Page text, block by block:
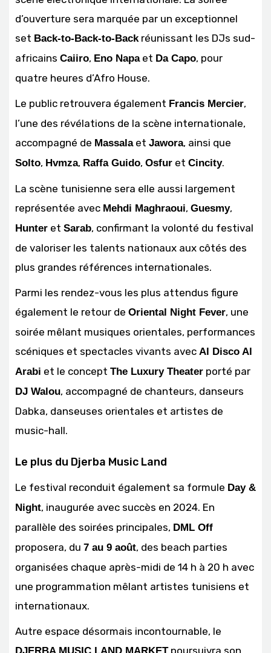
d’ouverture sera marquée par un exceptionnel
set Back-to-Back-to-Backréunissant les DJs sud-
africains Caiiro, Eno Napaet Da Capo, pour
quatre heures d’Afro House.
Le public retrouvera également Francis Mercier,
l’une des révélations de la scène internationale,
accompagné de Massalaet Jawora, ainsi que
Solto, Hvmza, Raffa Guido, Osfur et Cincity.
La scène tunisienne sera elle aussi largement
représentée avec Mehdi Maghraoui, Guesmy,
Hunter et Sarab, confirmant la volonté du festival
de valoriser les talents nationaux aux côtés des
plus grandes références internationales.
Parmi les rendez-vous les plus attendus figure
également le retour de Oriental Night Fever, une
soirée mêlant musiques orientales, performances
scéniques et spectacles vivants avec Al Disco Al
Arabi et le concept The Luxury Theater porté par
DJ Walou, accompagné de chanteurs, danseurs
Dabka, danseuses orientales et artistes de
music-hall.
Le plus du Djerba Music Land
Le festival reconduit également sa formule Day &
Night, inaugurée avec succès en 2024. En
parallèle des soirées principales, DML Off
proposera, du 7 au 9 août, des beach parties
organisées chaque après-midi de 14 h à 20 h avec
une programmation mêlant artistes tunisiens et
internationaux.
Autre espace désormais incontournable, le